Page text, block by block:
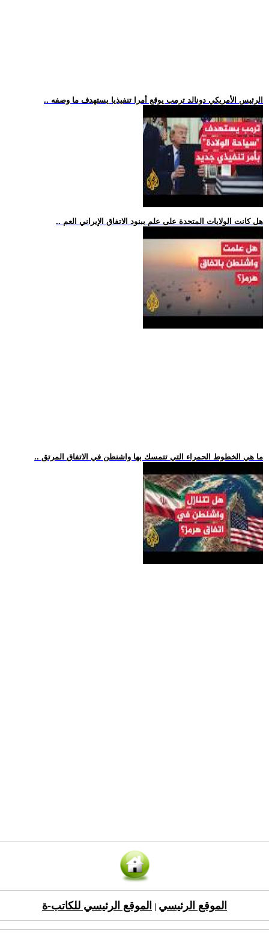
.. الرئيس الأمريكي دونالد ترمب يوقع أمرا تنفيذيا يستهدف ما وصفه
.. هل كانت الولايات المتحدة على علم ببنود الاتفاق الإيراني العم
.. ما هي الخطوط الحمراء التي تتمسك بها واشنطن في الاتفاق المرتق
الموقع الرئيسي الموقع الرئيسي للكاتب-ة